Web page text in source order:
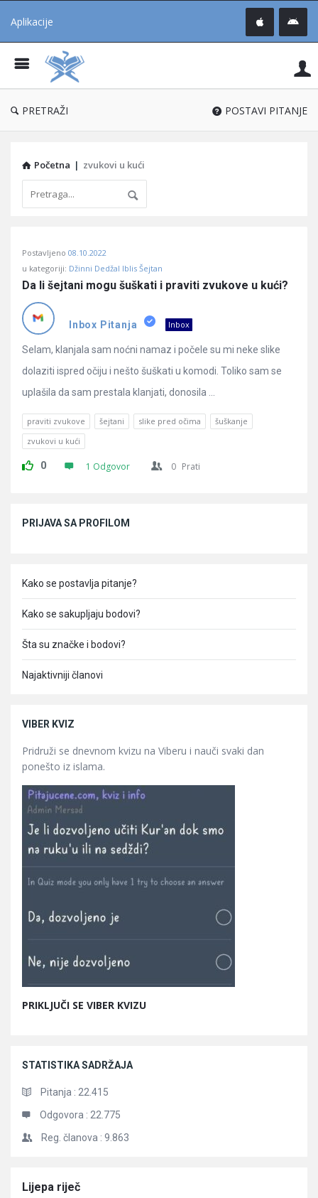
Aplikacije
®
PRETRAŽI POSTAVI PITANJE
Početna | zvukovi u kući
Učene
Latest
Pitanja
Postavljeno 08.10.2022
u kategoriji: Džinni Dedžal Iblis Šejtan
Da li šejtani mogu šuškati i praviti zvukove u kući?
Inbox Pitanja Inbox
Selam, klanjala sam noćni namaz i počele su mi neke slike
dolaziti ispred očiju i nešto šuškati u komodi. Toliko sam se
uplašila da sam prestala klanjati, donosila ...
praviti zvukove šejtani slike pred očima
šuškanje
zvukovi u kući
0 1 Odgovor 0 Prati
PRIJAVA SA PROFILOM
Kako se postavlja pitanje?
Kako se sakupljaju bodovi?
Šta su značke i bodovi?
Najaktivniji članovi
VIBER KVIZ
Pridruži se dnevnom kvizu na Viberu i nauči svaki dan
ponešto iz islama.
PRIKLJUČI SE VIBER KVIZU
STATISTIKA SADRŽAJA
Pitanja : 22.415
Odgovora : 22.775
Reg. članova : 9.863
Članci
Lijepa riječ